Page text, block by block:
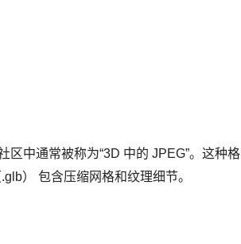
中通常被称为“3D 中的 JPEG”。这种格
） 包含压缩网格和纹理细节。